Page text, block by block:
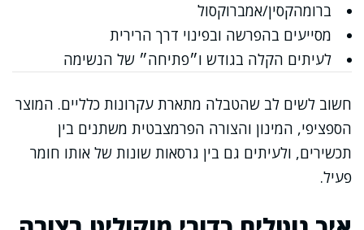
ברומהקסין/אמברוקסול
מסייעים בהפרשה ובפינוי דרך הרירית
לעיתים הקלה בגודש ו״פתיחה״ של הנשימה
חשוב לשים לב שהטבלה מתארת עקרונות כלליים. המוצר
הספציפי, המינון והצורה הפרמצבטית משתנים בין
תכשירים, ולעיתים גם בין גרסאות שונות של אותו חומר
פעיל.